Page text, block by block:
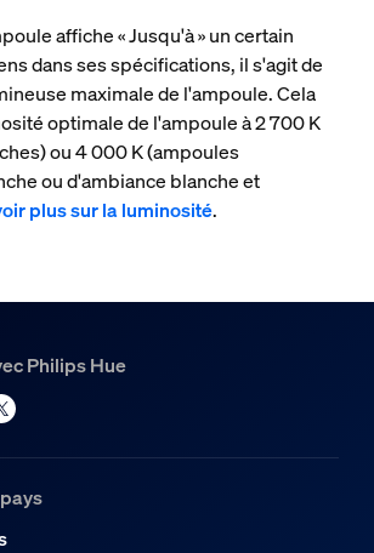
affiche « Jusqu'à » un certain
dans ses spécifications, il s'agit de
maximale de l'ampoule. Cela
optimale de l'ampoule à 2 700 K
ou 4 000 K (ampoules
ou d'ambiance blanche et
plus sur la luminosité.
Philips Hue